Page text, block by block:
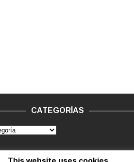
CATEGORÍAS